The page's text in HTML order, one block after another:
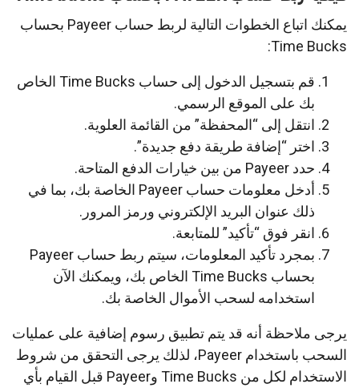
يمكنك اتباع الخطوات التالية لربط حساب Payeer بحساب
Time Bucks:
قم بتسجيل الدخول إلى حساب Time Bucks الخاص
بك على الموقع الرسمي.
انتقل إلى “المحفظة” من القائمة العلوية.
اختر “إضافة طريقة دفع جديدة”.
حدد Payeer من بين خيارات الدفع المتاحة.
أدخل معلومات حساب Payeer الخاصة بك، بما في
ذلك عنوان البريد الإلكتروني ورمز المرور.
انقر فوق “تأكيد” للمتابعة.
بمجرد تأكيد المعلومات، سيتم ربط حساب Payeer
بحساب Time Bucks الخاص بك، ويمكنك الآن
استخدامه لسحب الأموال الخاصة بك.
يرجى ملاحظة أنه قد يتم تطبيق رسوم إضافية على عمليات
السحب باستخدام Payeer، لذلك يرجى التحقق من شروط
الاستخدام لكل من Time Bucks وPayeer قبل القيام بأي